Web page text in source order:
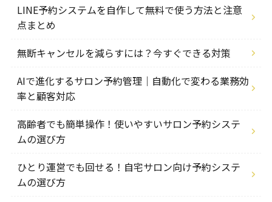
LINE予約システムを自作して無料で使う方法と注意
点まとめ
無断キャンセルを減らすには？今すぐできる対策
AIで進化するサロン予約管理｜自動化で変わる業務効
率と顧客対応
高齢者でも簡単操作！使いやすいサロン予約システ
ムの選び方
ひとり運営でも回せる！自宅サロン向け予約システ
ムの選び方